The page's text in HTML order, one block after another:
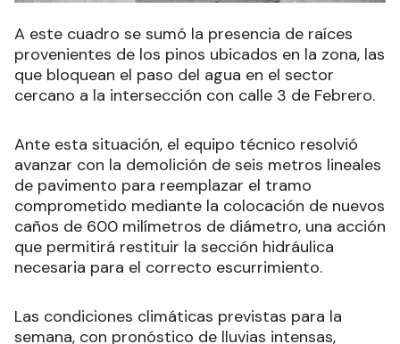
A este cuadro se sumó la presencia de raíces
provenientes de los pinos ubicados en la zona, las
que bloquean el paso del agua en el sector
cercano a la intersección con calle 3 de Febrero.
Ante esta situación, el equipo técnico resolvió
avanzar con la demolición de seis metros lineales
de pavimento para reemplazar el tramo
comprometido mediante la colocación de nuevos
caños de 600 milímetros de diámetro, una acción
que permitirá restituir la sección hidráulica
necesaria para el correcto escurrimiento.
Las condiciones climáticas previstas para la
semana, con pronóstico de lluvias intensas,